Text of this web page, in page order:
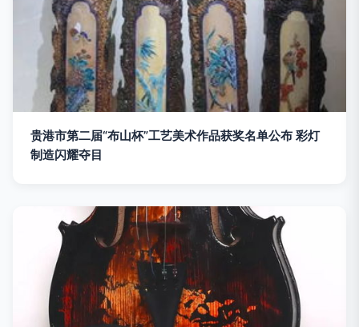
贵港市第二届“布山杯”工艺美术作品获奖名单公布 彩灯
制造闪耀夺目